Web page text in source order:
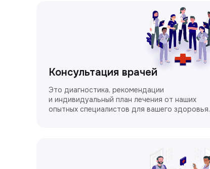
Консультация врачей
Это диагностика, рекомендации
и индивидуальный план лечения от наших
опытных специалистов для вашего здоровья.